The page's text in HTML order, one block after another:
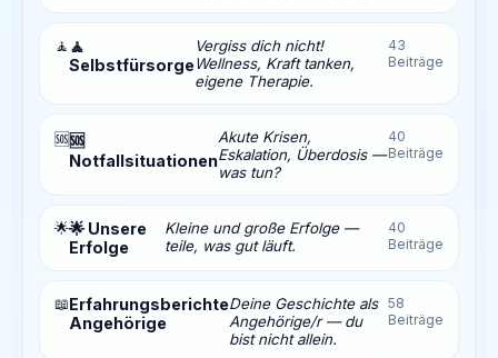
🧘 🧘
Selbstfürsorge
Vergiss dich nicht!
Wellness, Kraft tanken,
eigene Therapie.
43
Beiträge
🆘🆘
Notfallsituationen
Akute Krisen,
Eskalation, Überdosis —
was tun?
40
Beiträge
🌟🌟 Unsere
Erfolge
Kleine und große Erfolge —
teile, was gut läuft.
40
Beiträge
📖Erfahrungsberichte
Angehörige
Deine Geschichte als
Angehörige/r — du
bist nicht allein.
58
Beiträge